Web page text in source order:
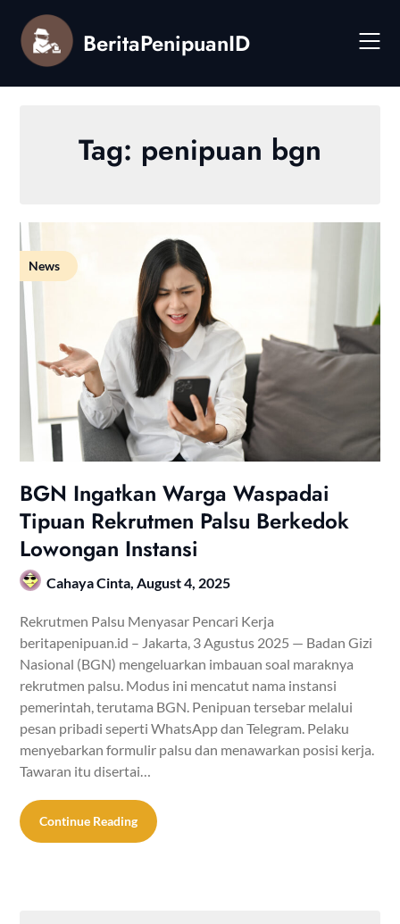
content
BeritaPenipuanID
Tag: penipuan bgn
News
BGN Ingatkan Warga Waspadai
Tipuan Rekrutmen Palsu Berkedok
Lowongan Instansi
Cahaya Cinta,August 4, 2025
Rekrutmen Palsu Menyasar Pencari Kerja
beritapenipuan.id – Jakarta, 3 Agustus 2025 — Badan Gizi
Nasional (BGN) mengeluarkan imbauan soal maraknya
rekrutmen palsu. Modus ini mencatut nama instansi
pemerintah, terutama BGN. Penipuan tersebar melalui
pesan pribadi seperti WhatsApp dan Telegram. Pelaku
menyebarkan formulir palsu dan menawarkan posisi kerja.
Tawaran itu disertai…
Continue Reading